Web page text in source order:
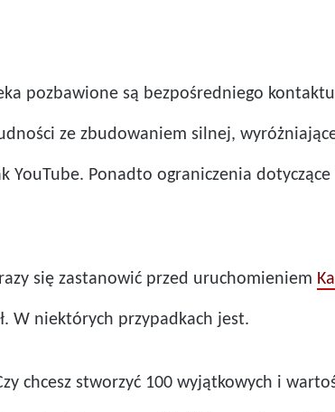
pozbawione są bezpośredniego
ze zbudowaniem silnej,
Ponadto ograniczenia
się zastanowić przed uruchomieniem
W niektórych przypadkach jest.
chcesz stworzyć 100 wyjątkowych i